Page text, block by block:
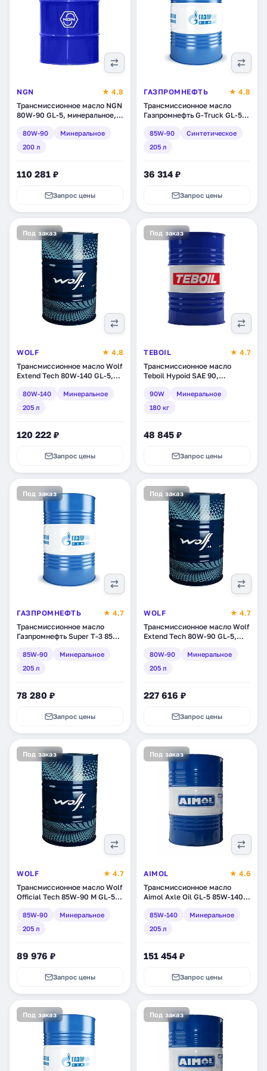
NGN
★ 4.8
Трансмиссионное масло NGN
80W-90 GL-5, минеральное,
80W-90
Минеральное
200 л
110 281 ₽
Запрос цены
ГАЗПРОМНЕФТЬ
★ 4.8
Трансмиссионное масло
Газпромнефть G-Truck GL-5
л (253640178)
85W-90
Синтетическое
205 л
36 314 ₽
Запрос цены
Под заказ
WOLF
★ 4.8
Трансмиссионное масло Wolf
Extend Tech 80W-140 GL-5,
80W-140
Минеральное
205 л
120 222 ₽
Запрос цены
Под заказ
TEBOIL
★ 4.7
Трансмиссионное масло
Teboil Hypoid SAE 90,
90W
Минеральное
180 кг
48 845 ₽
Запрос цены
Под заказ
ГАЗПРОМНЕФТЬ
★ 4.7
Трансмиссионное масло
Газпромнефть Super T-3 85W-
(2389901280)
85W-90
Минеральное
205 л
78 280 ₽
Запрос цены
Под заказ
WOLF
★ 4.7
Трансмиссионное масло Wolf
Extend Tech 80W-90 GL-5,
(8306556)
80W-90
Минеральное
205 л
227 616 ₽
Запрос цены
Под заказ
WOLF
★ 4.7
Трансмиссионное масло Wolf
Official Tech 85W-90 M GL-5,
85W-90
Минеральное
205 л
89 976 ₽
Запрос цены
Под заказ
AIMOL
★ 4.6
Трансмиссионное масло
Aimol Axle Oil GL-5 85W-140,
85W-140
Минеральное
205 л
151 454 ₽
Запрос цены
Под заказ Под заказ